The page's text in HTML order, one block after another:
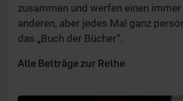
zusammen und werfen einen
anderen, aber jedes Mal ganz
das „Buch der Bücher“.
Alle Beiträge zur Reihe